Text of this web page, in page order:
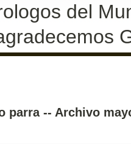
del
parra -- Archivo